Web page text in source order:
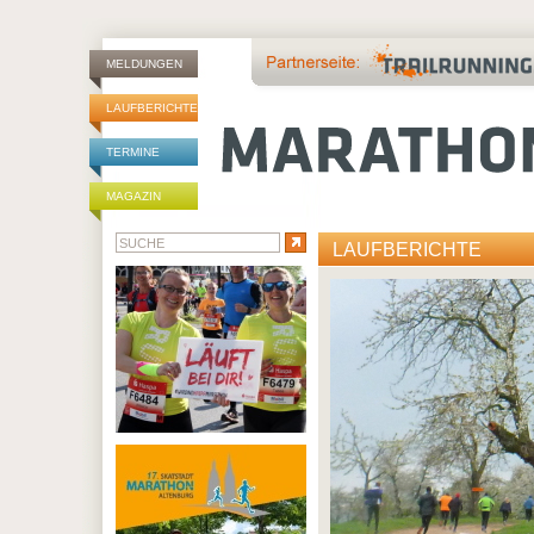
MELDUNGEN
LAUFBERICHTE
TERMINE
MAGAZIN
LAUFBERICHTE